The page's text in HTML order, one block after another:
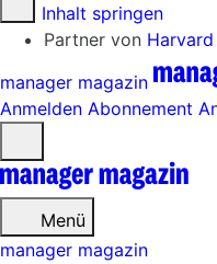
Zum Inhalt springen
Partner von
manager magazin
Anmelden Abonnement
öffnen
Menü
manager magazin